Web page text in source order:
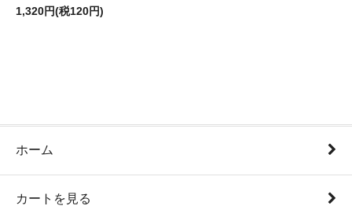
1,320円(税120円)
ホーム
カートを見る